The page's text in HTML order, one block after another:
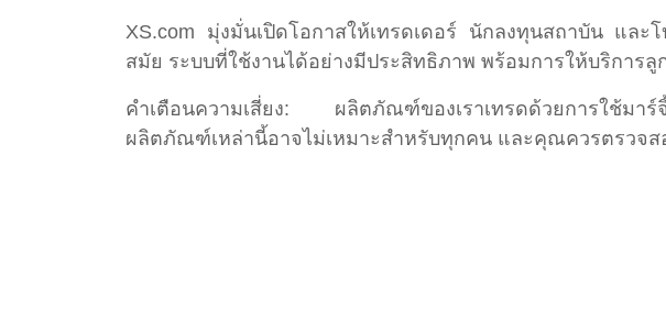
XS.com มุ่งมั่นเปิดโอกาสให้เทรดเดอร์ นักลงทุนสถาบัน และ
สมัย ระบบที่ใช้งานได้อย่างมีประสิทธิภาพ พร้อมการให้บริการ
คำเตือนความเสี่ยง: ผลิตภัณฑ์ของเราเทรดด้วยการใช้มา
ผลิตภัณฑ์เหล่านี้อาจไม่เหมาะสำหรับทุกคน และคุณควรตรวจส